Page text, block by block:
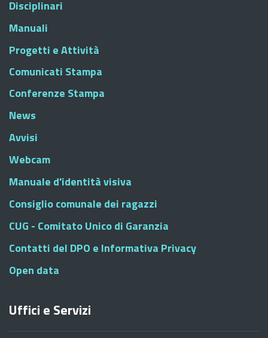
Disciplinari
Manuali
Progetti e Attività
Comunicati Stampa
Conferenze Stampa
News
Avvisi
Webcam
Manuale d'identità visiva
Consiglio comunale dei ragazzi
CUG - Comitato Unico di Garanzia
Contatti del DPO e Informativa Privacy
Open data
Uffici e Servizi